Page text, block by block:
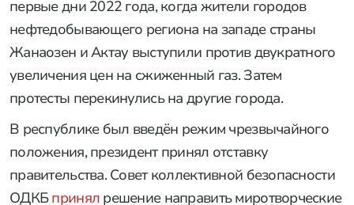
первые дни 2022 года, когда жители городов
нефтедобывающего региона на западе страны
Жанаозен и Актау выступили против двукратного
увеличения цен на сжиженный газ. Затем
протесты перекинулись на другие города.
В республике был введён режим чрезвычайного
положения, президент принял отставку
правительства. Совет коллективной безопасности
ОДКБпринял решение направить миротворческие